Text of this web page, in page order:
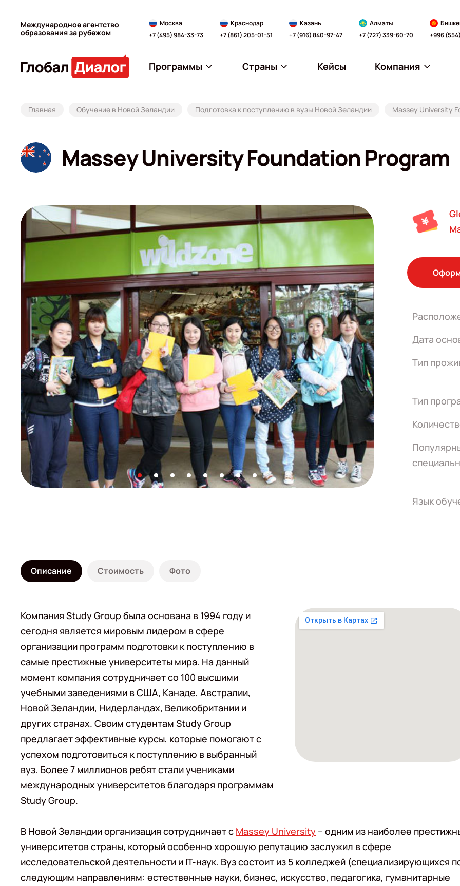
Международное агентство
образования за рубежом
Москва
+7 (495) 984-33-73
Краснодар
+7 (861) 205-01-51
Казань
+7 (916) 840-97-47
Алматы
+7 (727) 339-60-70
+996
Программы Страны Кейсы Компания
Главная Обучение в Новой Зеландии Подготовка к поступлению в вузы Новой Зеландии Massey University
Massey University Foundation Program
Дата
Тип
Тип
Язык
Описание Стоимость Фото
Компания Study Group была основана в 1994 году и
сегодня является мировым лидером в сфере
организации программ подготовки к поступлению в
самые престижные университеты мира. На данный
момент компания сотрудничает со 100 высшими
учебными заведениями в США, Канаде, Австралии,
Новой Зеландии, Нидерландах, Великобритании и
других странах. Своим студентам Study Group
предлагает эффективные курсы, которые помогают с
успехом подготовиться к поступлению в выбранный
вуз. Более 7 миллионов ребят стали учениками
международных университетов благодаря программам
Study Group.
В Новой Зеландии организация сотрудничает с Massey University – одним из наиболее
университетов страны, который особенно хорошую репутацию заслужил в сфере
исследовательской деятельности и IT-наук. Вуз состоит из 5 колледжей (специализирующихся
следующим направлениям: естественные науки, бизнес, искусство, педагогика, гуманитарные